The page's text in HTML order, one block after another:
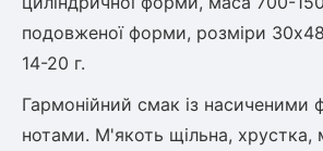
Диплоидная слива
Азіатська груша
Молодило (Кам'яні троянди)
Бамбук
Пряні трави
подовженої форми, розміри
14-20 г.
Гармонійний смак із насиченими
нотами. М'якоть щільна, хрустка,